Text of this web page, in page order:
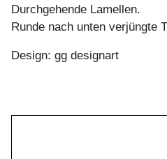
Durchgehende Lamellen.
Runde nach unten verjüngte
Design: gg designart